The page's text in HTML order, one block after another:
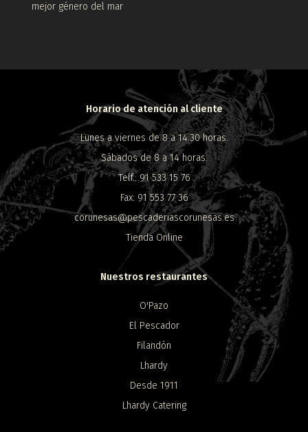
mejor género del mar
Horario de atención al cliente
Lunes a viernes de 8 a 14:30 horas.
Sábados de 8 a 14 horas.
Telf.: 91 533 15 76
Fax: 91 553 77 36
corunesas@pescaderiascorunesas.es
Tienda Online
Nuestros restaurantes
O'Pazo
El Pescador
Filandón
Lhardy
Desde 1911
Lhardy Catering